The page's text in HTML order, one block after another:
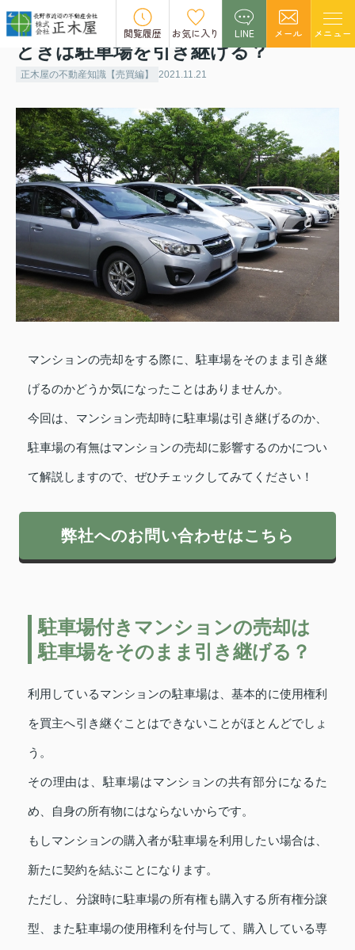
閲覧履歴 お気に入り LINE メール メニュー
駐車場付きのマンションを売却する
ときは駐車場を引き継げる？
正木屋の不動産知識【売買編】 2021.11.21
マンションの売却をする際に、駐車場をそのまま引き継
げるのかどうか気になったことはありませんか。
今回は、マンション売却時に駐車場は引き継げるのか、
駐車場の有無はマンションの売却に影響するのかについ
て解説しますので、ぜひチェックしてみてください！
弊社へのお問い合わせはこちら
駐車場付きマンションの売却は
駐車場をそのまま引き継げる？
利用しているマンションの駐車場は、基本的に使用権利
を買主へ引き継ぐことはできないことがほとんどでしょ
う。
その理由は、駐車場はマンションの共有部分になるた
め、自身の所有物にはならないからです。
もしマンションの購入者が駐車場を利用したい場合は、
新たに契約を結ぶことになります。
ただし、分譲時に駐車場の所有権も購入する所有権分譲
型、また駐車場の使用権利を付与して、購入している専